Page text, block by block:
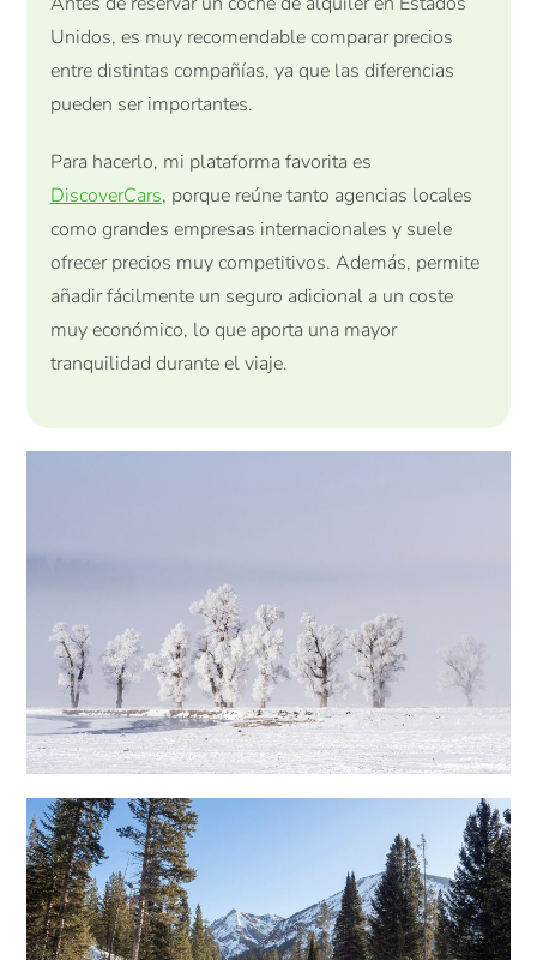
Unidos, es muy recomendable comparar precios
entre distintas compañías, ya que las diferencias
pueden ser importantes.
Para hacerlo, mi plataforma favorita es
DiscoverCars, porque reúne tanto agencias locales
como grandes empresas internacionales y suele
ofrecer precios muy competitivos. Además, permite
añadir fácilmente un seguro adicional a un coste
muy económico, lo que aporta una mayor
tranquilidad durante el viaje.